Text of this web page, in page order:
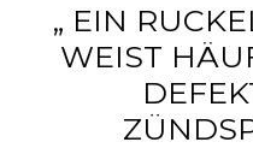
„ EIN
WEIST